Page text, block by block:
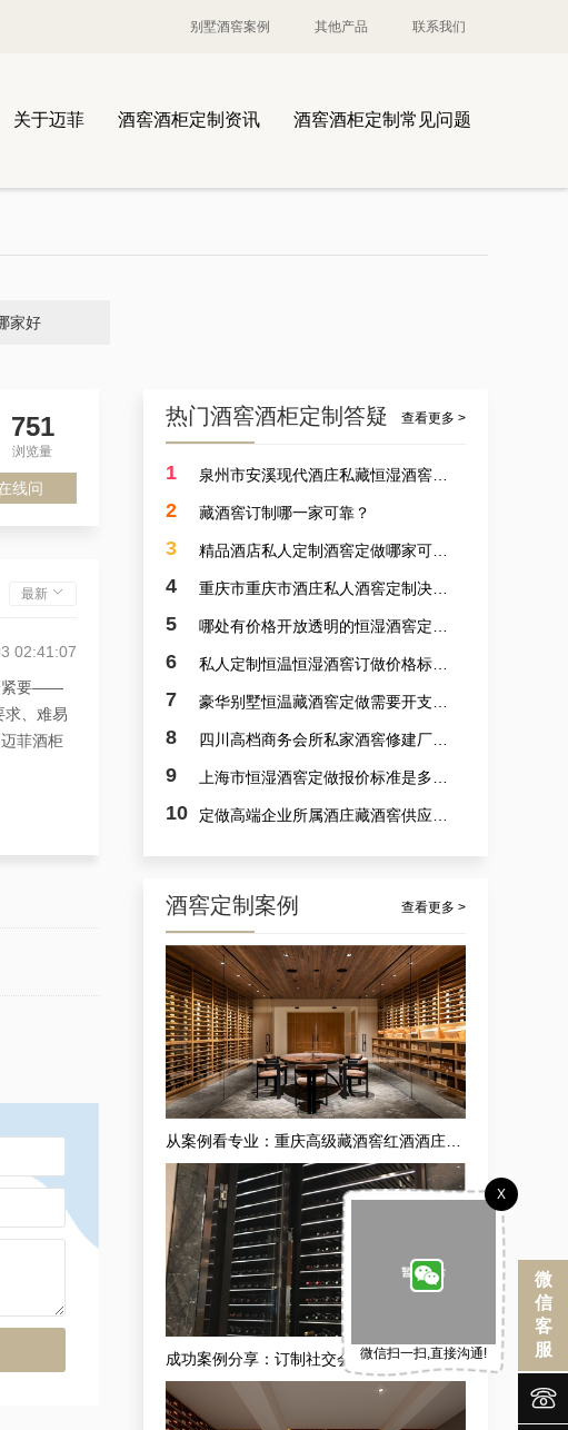
别墅酒窖案例 其他产品 联系我们
关于迈菲 酒窖酒柜定制资讯 酒窖酒柜定制常见问题
家好
751
浏览量
线问
最新
02:41:07
紧要——
求、难易
菲酒柜
21:58:04
热门酒窖酒柜定制答疑 查看更多 >
1
2 藏酒窖订制哪一家可靠？
3
4
5
6
7
8
9
10
酒窖定制案例 查看更多 >
杭州市会所酒窖设备厂家的案例观察，揭秘定做会所大型葡萄酒酒窖的秘诀
成功案例分享：订制社交会所防潮酒窖，武隆酒窖订制会所供应商独家揭秘
微
信
客
服
X
微信扫一扫,直接沟通!

